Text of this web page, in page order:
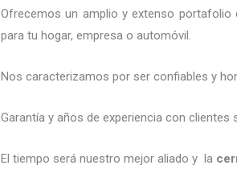
Ofrecemos un amplio y extenso portafolio
para tu hogar, empresa o automóvil.
Nos caracterizamos por ser confiables y
Garantía y años de experiencia con clientes
El tiempo será nuestro mejor aliado y la